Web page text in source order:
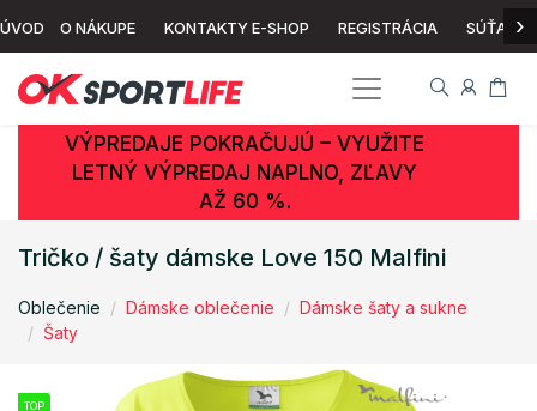
ÚVOD O NÁKUPE KONTAKTY E-SHOP REGISTRÁCIA SÚŤAŽ ›
VÝPREDAJE POKRAČUJÚ – VYUŽITE
LETNÝ VÝPREDAJ NAPLNO, ZĽAVY
AŽ 60 %.
Tričko / šaty dámske Love 150 Malfini
Oblečenie Dámske oblečenie
Dámske šaty a sukne
Šaty
TOP